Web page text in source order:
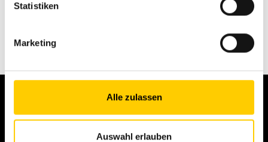
Statistiken
Marketing
Alle zulassen
Auswahl erlauben